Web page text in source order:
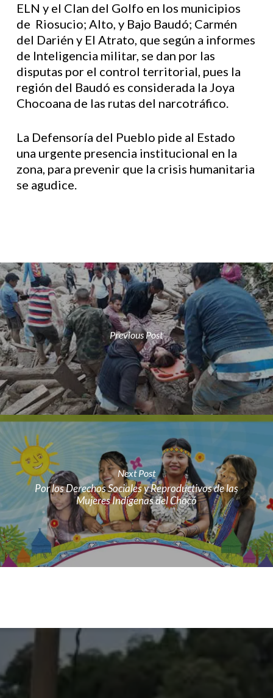
ELN y el Clan del Golfo en los municipios
de Riosucio; Alto, y Bajo Baudó; Carmén
del Darién y El Atrato, que según a informes
de Inteligencia militar, se dan por las
disputas por el control territorial, pues la
región del Baudó es considerada la Joya
Chocoana de las rutas del narcotráfico.
La Defensoría del Pueblo pide al Estado
una urgente presencia institucional en la
zona, para prevenir que la crisis humanitaria
se agudice.
Previous Post
Next Post
Por los Derechos Sociales y Reproductivos de las
Mujeres Indígenas del Chocó